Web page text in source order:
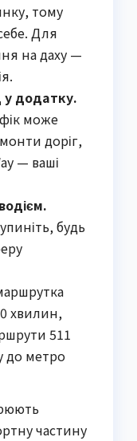
тому
Для
на даху —
у додатку.
може
доріг,
— ваші
будь
хвилин,
511
до метро
частину